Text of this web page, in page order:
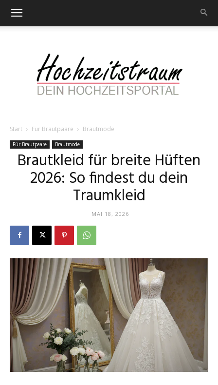
–
Portal
rund
um
Start Für Brautpaare Brautmode
Für Brautpaare Brautmode
Brautkleid für breite Hüften
2026: So findest du dein
Traumkleid
MAI 18, 2026